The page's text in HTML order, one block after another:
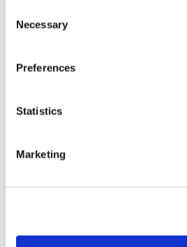
Selection
Necessary
Preferences
Statistics
Marketing
Obbligazioni solidali
La sentenza n. 16835 del 29